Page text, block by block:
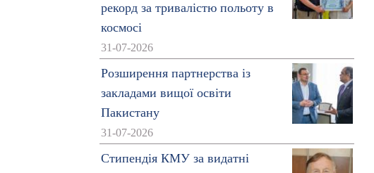
рекорд за тривалістю польоту в
космосі
31-07-2026
Розширення партнерства із
закладами вищої освіти
Пакистану
31-07-2026
Стипендія КМУ за видатні